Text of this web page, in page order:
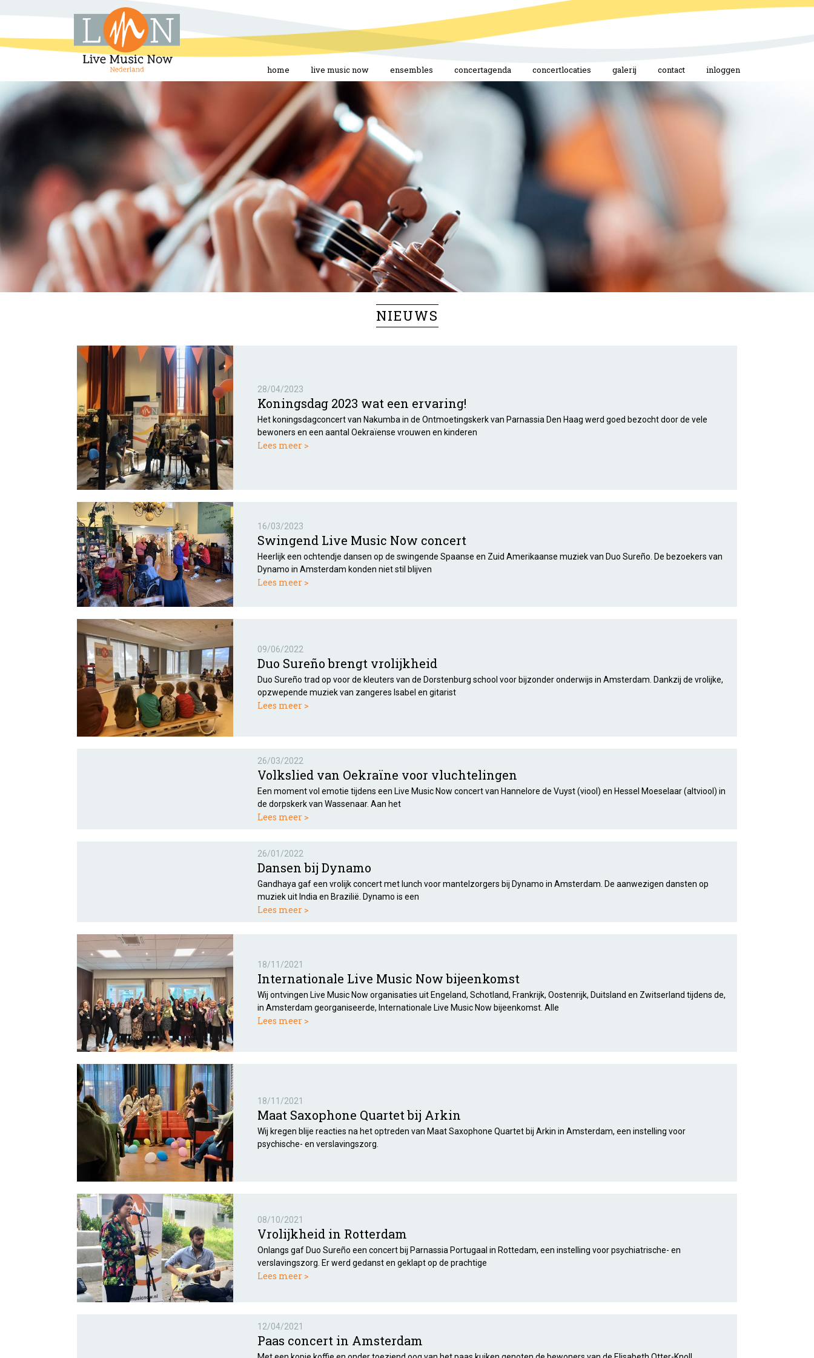
home live music now ensembles concertagenda concertlocaties galerij contact inloggen
NIEUWS
28/04/2023
Koningsdag 2023 wat een ervaring!
Het koningsdagconcert van Nakumba in de Ontmoetingskerk van Parnassia Den Haag werd goed bezocht door de vele
bewoners en een aantal Oekraïense vrouwen en kinderen
Lees meer >
16/03/2023
Swingend Live Music Now concert
Heerlijk een ochtendje dansen op de swingende Spaanse en Zuid Amerikaanse muziek van Duo Sureño. De bezoekers van
Dynamo in Amsterdam konden niet stil blijven
Lees meer >
09/06/2022
Duo Sureño brengt vrolijkheid
Duo Sureño trad op voor de kleuters van de Dorstenburg school voor bijzonder onderwijs in Amsterdam. Dankzij de vrolijke,
opzwepende muziek van zangeres Isabel en gitarist
Lees meer >
26/03/2022
Volkslied van Oekraïne voor vluchtelingen
Een moment vol emotie tijdens een Live Music Now concert van Hannelore de Vuyst (viool) en Hessel Moeselaar (altviool) in
de dorpskerk van Wassenaar. Aan het
Lees meer >
26/01/2022
Dansen bij Dynamo
Gandhaya gaf een vrolijk concert met lunch voor mantelzorgers bij Dynamo in Amsterdam. De aanwezigen dansten op
muziek uit India en Brazilië. Dynamo is een
Lees meer >
18/11/2021
Internationale Live Music Now bijeenkomst
Wij ontvingen Live Music Now organisaties uit Engeland, Schotland, Frankrijk, Oostenrijk, Duitsland en Zwitserland tijdens de,
in Amsterdam georganiseerde, Internationale Live Music Now bijeenkomst. Alle
Lees meer >
18/11/2021
Maat Saxophone Quartet bij Arkin
Wij kregen blije reacties na het optreden van Maat Saxophone Quartet bij Arkin in Amsterdam, een instelling voor
psychische- en verslavingszorg.
08/10/2021
Vrolijkheid in Rotterdam
Onlangs gaf Duo Sureño een concert bij Parnassia Portugaal in Rottedam, een instelling voor psychiatrische- en
verslavingszorg. Er werd gedanst en geklapt op de prachtige
Lees meer >
12/04/2021
Paas concert in Amsterdam